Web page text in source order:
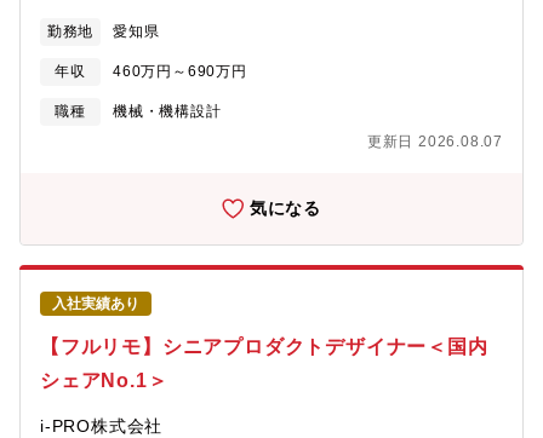
り、プライベートの時間も確保しやすい環境です。・また、カフ
制】L&S事業部への配属となります。LS設計のメンバーは14名お
り、20代の比率は約50％。若手と中堅がバランスよく在籍し、多
背景】L&S事業部では重要保安部品を含む、高い信頼性が求めら
国内外の大手/中小OEMメーカーと多数のお取引をさせていただい
ており、中でも弊社製品の特長でもある、小型・軽量化・高性能
(低フリクション)を実現している点については、お客様より高い評
価を得ています。今後のEV車普及に伴い、このような競合優位性
を保つことで更なる受注拡大に繋げていきたいと考え、今後の事
業拡大を見据えて、新たに仲間を募集します。
代車両ニーズの調査・分析・他社車両・他社部品・構造のベンチ
マーク調査・ベンチマークを踏まえたOEM向け構造提案・社内外
関係部署との連携による開発推進および完成車メーカーへのプレ
ゼン【募集部署】技術本部 製品企画開発部 モビリティー製品開発
行開発体制の強化を進めています。今後の成長をともに支え、フ
成車メーカーの中長期的な将来ニーズを見据え、付加価値の高い
製品を構想・開発・提案する部署です。市場・顧客ニーズを起点
に、求められる製品像を描き、その実現に必要な技術開発を一貫
して推進する役割を担います。【組織構成】約15名・平均年齢30
歳で、若手、中堅、ベテランとバランス良く構成されています。
（そのうち、経験者入社の方は約10％）【業務での使用ツール】
Microsoft office全般CATIA V5、AUTO FORM、J-Stamp、Solid
Works、PowerShell、衝突解析ソフト、最適化ソフト、VBA、
JavaScript などのマクロ※必須ではない、社内教育あり【休日出
内・海外出張の有無･･･有（国内外講演会・展示会参加）
勤務地 愛知県
年収 460万円～690万円
職種
機械・機構設計
更新日 2026.08.07
気になる
入社実績あり
【フルリモ】シニアプロダクトデザイナー＜国内
シェアNo.1＞
i-PRO株式会社